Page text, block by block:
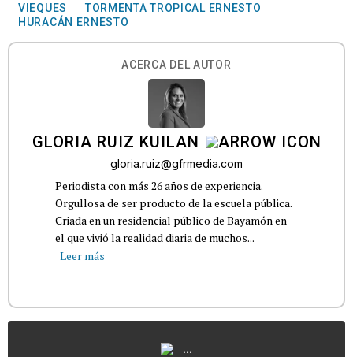
VIEQUES
TORMENTA TROPICAL ERNESTO
HURACÁN ERNESTO
ACERCA DEL AUTOR
GLORIA RUIZ KUILAN
gloria.ruiz@gfrmedia.com
Periodista con más 26 años de experiencia.
Orgullosa de ser producto de la escuela pública.
Criada en un residencial público de Bayamón en
el que vivió la realidad diaria de muchos...
Leer más
...